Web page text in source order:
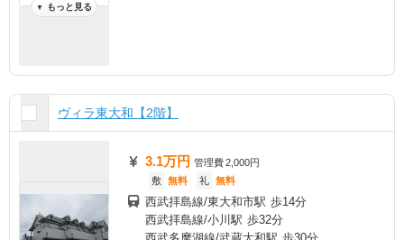
▼ もっと見る
ヴィラ東大和【2階】
3.1万円 管理費2,000円
敷 無料 礼 無料
西武拝島線/東大和市駅 歩14分
西武拝島線/小川駅 歩32分